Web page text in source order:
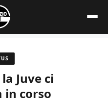
Juve ci
corso